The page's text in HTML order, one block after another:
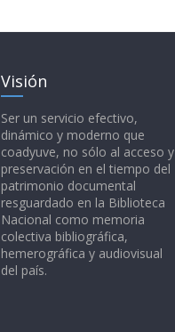
Visión
Ser un servicio efectivo,
dinámico y moderno que
coadyuve, no sólo al acceso y
preservación en el tiempo del
patrimonio documental
resguardado en la Biblioteca
Nacional como memoria
colectiva bibliográfica,
hemerográfica y audiovisual
del país.